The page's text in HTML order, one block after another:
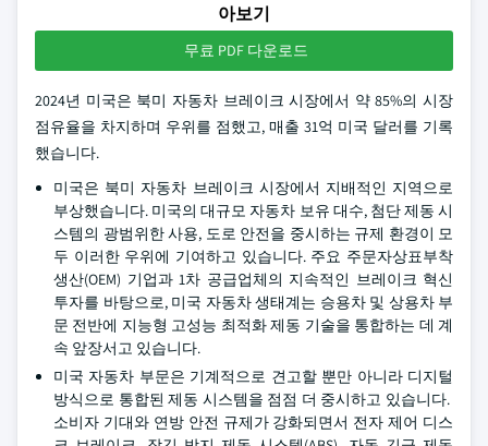
아보기
무료 PDF 다운로드
2024년 미국은 북미 자동차 브레이크 시장에서 약 85%의 시장
점유율을 차지하며 우위를 점했고, 매출 31억 미국 달러를 기록
했습니다.
미국은 북미 자동차 브레이크 시장에서 지배적인 지역으로
부상했습니다. 미국의 대규모 자동차 보유 대수, 첨단 제동 시
스템의 광범위한 사용, 도로 안전을 중시하는 규제 환경이 모
두 이러한 우위에 기여하고 있습니다. 주요 주문자상표부착
생산(OEM) 기업과 1차 공급업체의 지속적인 브레이크 혁신
투자를 바탕으로, 미국 자동차 생태계는 승용차 및 상용차 부
문 전반에 지능형 고성능 최적화 제동 기술을 통합하는 데 계
속 앞장서고 있습니다.
미국 자동차 부문은 기계적으로 견고할 뿐만 아니라 디지털
방식으로 통합된 제동 시스템을 점점 더 중시하고 있습니다.
소비자 기대와 연방 안전 규제가 강화되면서 전자 제어 디스